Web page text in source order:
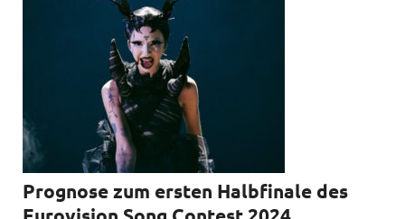
Prognose zum ersten Halbfinale des